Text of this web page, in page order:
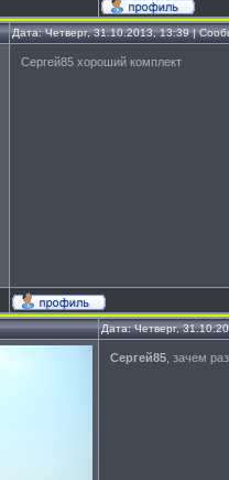
Дата: Четверг, 31.10.2013, 13:39 |
Сергей85 хороший комплект
Дата: Четверг,
Сергей85 , зачем